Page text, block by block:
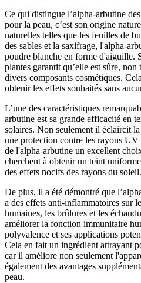
Ce qui distingue l’alpha-arbutine
pour la peau, c’est son origine
naturelles telles que les feuilles de
des sables et la saxifrage, l'alpha-
poudre blanche en forme d'aiguille.
plantes garantit qu’elle est sûre,
divers composants cosmétiques.
obtenir les effets souhaités sans
L’une des caractéristiques
arbutine est sa grande efficacité en
solaires. Non seulement il éclaircit
une protection contre les rayons
de l'alpha-arbutine un excellent
cherchent à obtenir un teint
des effets nocifs des rayons du soleil.
De plus, il a été démontré que
a des effets anti-inflammatoires sur
humaines, les brûlures et les
améliorer la fonction immunitaire
polyvalence et ses applications
Cela en fait un ingrédient attrayant
car il améliore non seulement
également des avantages
peau.